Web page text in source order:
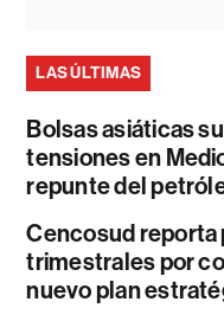
LAS ÚLTIMAS
Bolsas asiáticas
tensiones en
repunte del
Cencosud reporta
trimestrales por
nuevo plan